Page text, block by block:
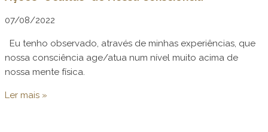
07/08/2022
Eu tenho observado, através de minhas experiências, que
nossa consciência age/atua num nível muito acima de
nossa mente física.
Ler mais »